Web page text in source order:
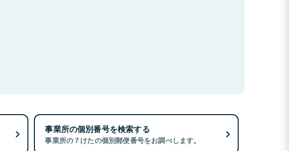
事業所の個別番号を検索する
事業所の７けたの個別郵便番号をお調べします。